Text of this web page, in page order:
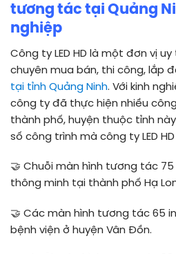
tương tác tại Quảng
nghiệp
Công ty LED HD là một đơn vị
chuyên mua bán, thi công, lắp
tại tỉnh Quảng Ninh. Với kinh
công ty đã thực hiện nhiều
thành phố, huyện thuộc tỉnh
số công trình mà công ty LED
🤝 Chuỗi màn hình tương tác
thông minh tại thành phố Hạ
🤝 Các màn hình tương tác 65
bệnh viện ở huyện Vân Đồn.